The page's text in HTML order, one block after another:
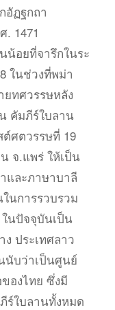
อัฏฐกถา
1471
น้อยที่จารึกในระ
ในช่วงที่พม่า
ทศวรรษหลัง
คัมภีร์ใบลาน
ศตวรรษที่ 19
จ.แพร่ ให้เป็น
และภาษาบาลี
นการรวบรวม
นปัจจุบันเป็น
ประเทศลาว
นับว่าเป็นศูนย์
องไทย ซึ่งมี
ร์ใบลานทั้งหมด